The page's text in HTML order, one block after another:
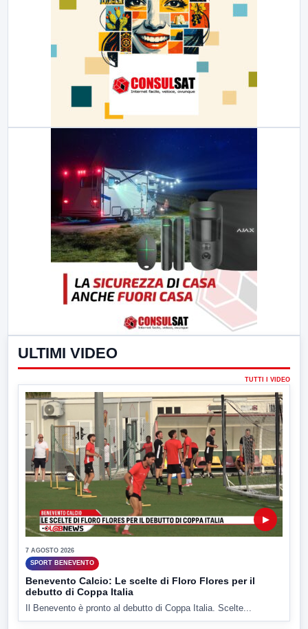
ULTIMI VIDEO
TUTTI I VIDEO
▶
7 AGOSTO 2026
SPORT BENEVENTO
Benevento Calcio: Le scelte di Floro Flores per il
debutto di Coppa Italia
Il Benevento è pronto al debutto di Coppa Italia. Scelte...